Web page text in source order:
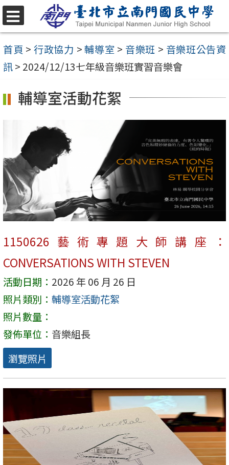
跳
至
主
要
容
選
單
首頁 > 行政協力 >輔導室 > 音樂班 > 音樂班公告資
訊> 2024/12/13七年級音樂班實習音樂會
輔導室活動花絮
1150626藝術專題大師講座：
CONVERSATIONS WITH STEVEN
活動日期： 2026 年 06 月 26 日
照片類別： 輔導室活動花絮
照片數量：
發佈單位： 音樂組長
瀏覽照片